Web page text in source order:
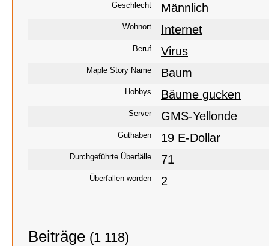
Geschlecht Männlich
Wohnort Internet
Beruf Virus
Maple Story Name Baum
Hobbys Bäume gucken
Server GMS-Yellonde
Guthaben 19 E-Dollar
Durchgeführte Überfälle 71
Überfallen worden 2
Beiträge (1 118)